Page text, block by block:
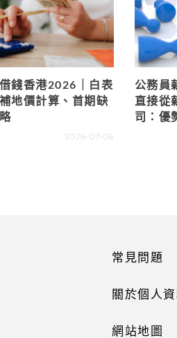
錢香港2026｜白表
地價計算、首期缺
2026-07-06
公務員
直接從
司：優
常見問題
關於個人
網站地圖